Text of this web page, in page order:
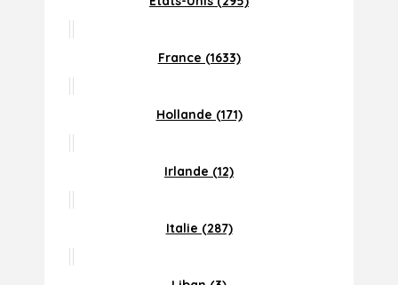
France (1633)
Hollande (171)
Irlande (12)
Italie (287)